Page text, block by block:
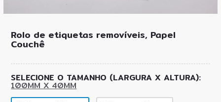
Rolo de etiquetas removíveis, Papel
Couchê
SELECIONE O TAMANHO (LARGURA X ALTURA):
100MM X 40MM